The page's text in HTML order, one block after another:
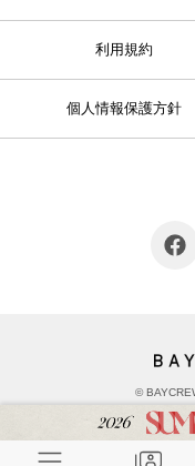
利用規約
個人情報保護方針
©